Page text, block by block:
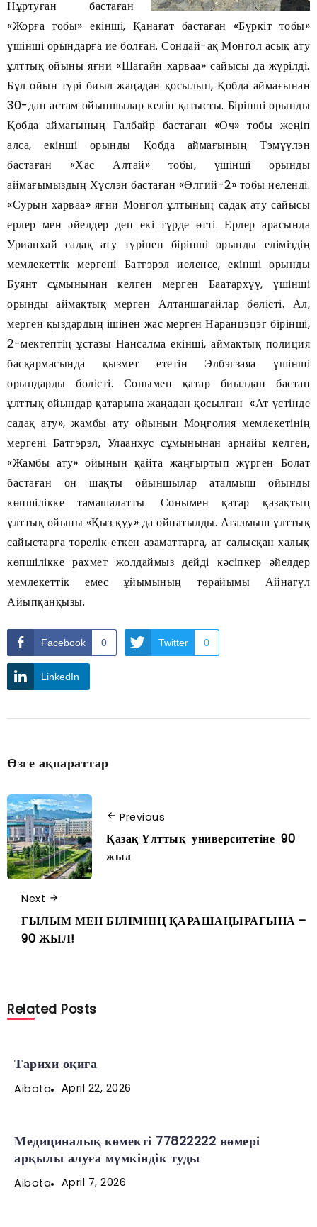
Нұртуған бастаған
«Жорға тобы» екінші, Қанағат бастаған «Бүркіт тобы»
үшінші орындарға ие болған. Сондай-ақ Монгол асық ату
ұлттық ойыны яғни «Шагайн харваа» сайысы да жүрілді.
Бұл ойын түрі биыл жаңадан қосылып, Қобда аймағынан
30-дан астам ойыншылар келіп қатысты. Бірінші орынды
Қобда аймағының Галбайр бастаған «Оч» тобы жеңіп
алса, екінші орынды Қобда аймағының Тэмүүлэн
бастаған «Хас Алтай» тобы, үшінші орынды
аймағымыздың Хүслэн бастаған «Өлгий-2» тобы иеленді.
«Сурын харваа» яғни Монгол ұлтының садақ ату сайысы
ерлер мен әйелдер деп екі түрде өтті. Ерлер арасында
Урианхай садақ ату түрінен бірінші орынды еліміздің
мемлекеттік мергені Батгэрэл иеленсе, екінші орынды
Буянт сұмынынан келген мерген Баатархүү, үшінші
орынды аймақтық мерген Алтаншагайлар бөлісті. Ал,
мерген қыздардың ішінен жас мерген Наранцэцэг бірінші,
2-мектептің ұстазы Нансалма екінші, аймақтық полиция
басқармасында қызмет ететін Элбэгзаяа үшінші
орындарды бөлісті. Сонымен қатар биылдан бастап
ұлттық ойындар қатарына жаңадан қосылған «Ат үстінде
садақ ату», жамбы ату ойынын Моңғолия мемлекетінің
мергені Батгэрэл, Улаанхус сұмынынан арнайы келген,
«Жамбы ату» ойынын қайта жаңғыртып жүрген Болат
бастаған он шақты ойыншылар аталмыш ойынды
көпшілікке тамашалатты. Сонымен қатар қазақтың
ұлттық ойыны «Қыз қуу» да ойнатылды. Аталмыш ұлттық
сайыстарға төрелік еткен азаматтарға, ат салысқан халық
көпшілікке рахмет жолдаймыз дейді кәсіпкер әйелдер
мемлекеттік емес ұйымының төрайымы Айнагүл
Айыпқанқызы.
Facebook 0 Twitter 0
LinkedIn
Өзге ақпараттар
Previous
Қазақ Ұлттық университетіне 90
жыл
Next
ҒЫЛЫМ МЕН БІЛІМНІҢ ҚАРАШАҢЫРАҒЫНА –
90 ЖЫЛ!
Related Posts
Тарихи оқиға
Aibota April 22, 2026
Медициналық көмекті 77822222 нөмері
арқылы алуға мүмкіндік туды
Aibota April 7, 2026